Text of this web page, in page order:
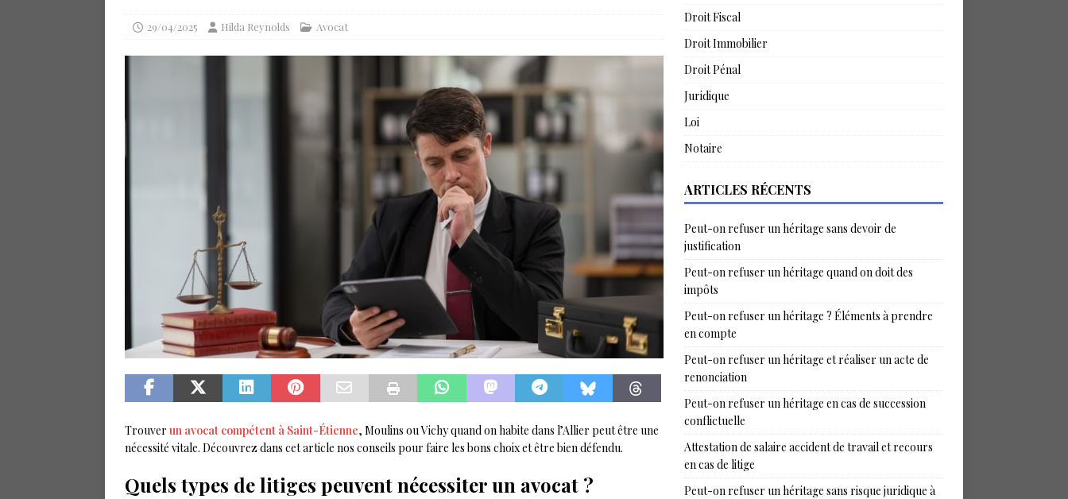
29/04/2025 Hilda Reynolds Avocat
Trouver un avocat compétent à Saint-Étienne, Moulins ou Vichy quand on habite dans l’Allier peut être une
nécessité vitale. Découvrez dans cet article nos conseils pour faire les bons choix et être bien défendu.
Quels types de litiges peuvent nécessiter un avocat ?
Droit Fiscal
Droit Immobilier
Droit Pénal
Juridique
Loi
Notaire
ARTICLES RÉCENTS
Peut-on refuser un héritage sans devoir de
justification
Peut-on refuser un héritage quand on doit des
impôts
Peut-on refuser un héritage ? Éléments à prendre
en compte
Peut-on refuser un héritage et réaliser un acte de
renonciation
Peut-on refuser un héritage en cas de succession
conflictuelle
Attestation de salaire accident de travail et recours
en cas de litige
Peut-on refuser un héritage sans risque juridique à